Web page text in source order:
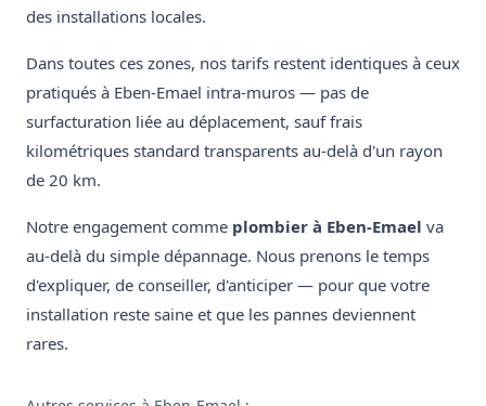
des installations locales.
Dans toutes ces zones, nos tarifs restent identiques à ceux
pratiqués à Eben-Emael intra-muros — pas de
surfacturation liée au déplacement, sauf frais
kilométriques standard transparents au-delà d'un rayon
de 20 km.
Notre engagement comme plombier à Eben-Emael va
au-delà du simple dépannage. Nous prenons le temps
d'expliquer, de conseiller, d'anticiper — pour que votre
installation reste saine et que les pannes deviennent
rares.